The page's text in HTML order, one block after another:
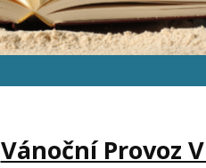
Vánoční Provoz